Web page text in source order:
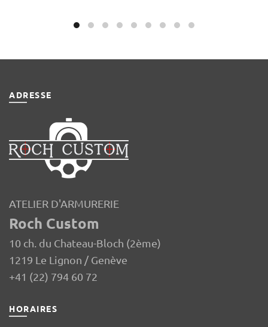
ADRESSE
ATELIER D'ARMURERIE
Roch Custom
10 ch. du Chateau-Bloch (2ème)
1219 Le Lignon / Genève
+41 (22) 794 60 72
HORAIRES